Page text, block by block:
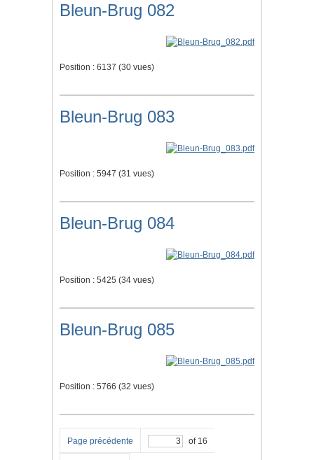
Bleun-Brug 082
Position : 6137 (30 vues)
Bleun-Brug 083
Position : 5947 (31 vues)
Bleun-Brug 084
Position : 5425 (34 vues)
Bleun-Brug 085
Position : 5766 (32 vues)
Page précédente of 16